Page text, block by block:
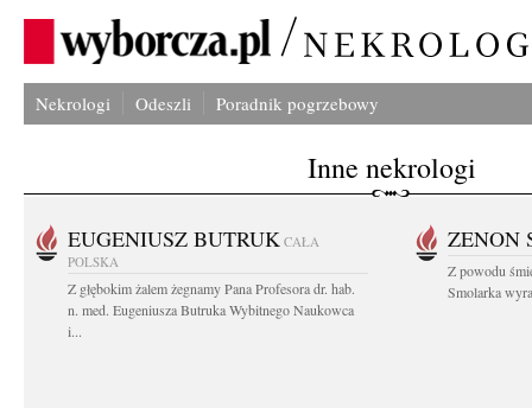
Nekrologi Odeszli Poradnik pogrzebowy
Inne nekrologi
EUGENIUSZ BUTRUK CAŁA
POLSKA
Z głębokim żalem żegnamy Pana Profesora dr. hab.
n. med. Eugeniusza Butruka Wybitnego Naukowca
i...
ZENON
Z powodu
Smolarka